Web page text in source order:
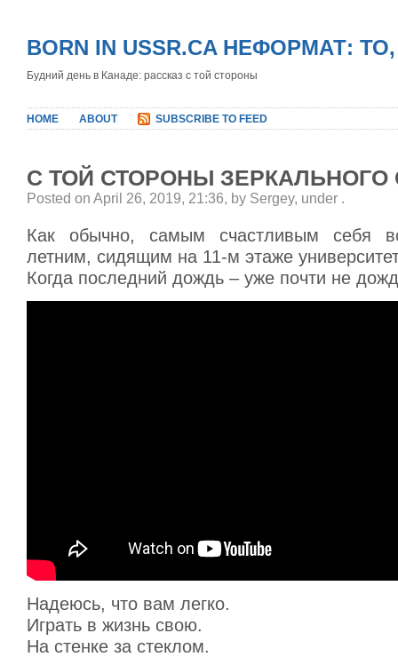
BORN IN USSR.CA НЕФОРМАТ:
Будний день в Канаде: рассказ с той стороны
HOME ABOUT SUBSCRIBE TO FEED
С ТОЙ СТОРОНЫ ЗЕРКАЛЬНОГО
Posted on April 26, 2019, 21:36, by Sergey, under .
Как обычно, самым счастливым себя
летним, сидящим на 11-м этаже
Когда последний дождь – уже почти не
Надеюсь, что вам легко.
Играть в жизнь свою.
На стенке за стеклом.